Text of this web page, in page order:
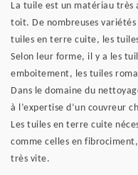
La tuile est un matériau
toit. De nombreuses
tuiles en terre cuite, les
Selon leur forme, il y a les
emboitement, les tuiles
Dans le domaine du
à l’expertise d’un couvreur
Les tuiles en terre cuite
comme celles en
très vite.